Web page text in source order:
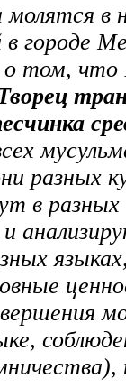
в
городе
о том,
разных
в разных